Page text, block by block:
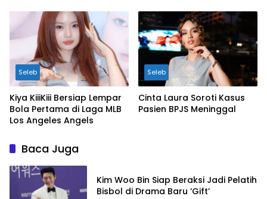
Seleb
Kiya KiiiKiii Bersiap Lempar
Bola Pertama di Laga MLB
Los Angeles Angels
Seleb
Cinta Laura Soroti Kasus
Pasien BPJS Meninggal
Baca Juga
Kim Woo Bin Siap Beraksi Jadi Pelatih
Bisbol di Drama Baru ‘Gift’